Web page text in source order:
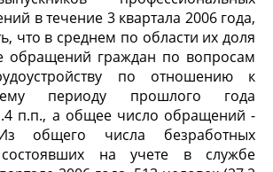
в течение 3 квартала 2006 года,
что в среднем по области их доля
обращений граждан по вопросам
по отношению к
периоду прошлого года
п.п., а общее число обращений -
числа безработных
состоявших на учете в службе